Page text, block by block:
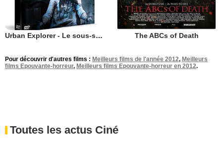
Urban Explorer - Le sous-sol de l'horreur The ABCs of Death
Pour découvrir d'autres films : Meilleurs films de l'année 2012, Meilleurs
films Epouvante-horreur, Meilleurs films Epouvante-horreur en 2012.
Toutes les actus Ciné